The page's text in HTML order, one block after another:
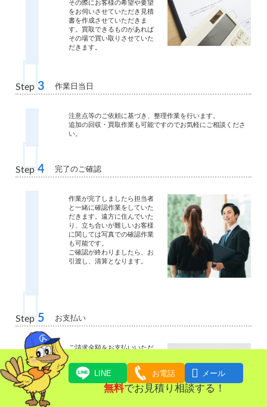
その際にお客様の希望や要望
をお伺いさせていただき見積
書を作成させていただきま
す。買取できるものがあれば
その場で買い取りさせていた
だきます。
Step 3 作業日当日
注意点等のご依頼に基づき、整理作業を行います。
追加の回収・買取作業も可能ですのでお気軽にご相談くださ
い。
Step 4 完了のご確認
作業が完了しましたら担当者
と一緒に確認作業をしていた
だきます。遠方に住んでいた
り、立ち合いが難しいお客様
に関しては写真での確認作業
も可能です。
ご確認が終わりましたら、お
引渡し、清算となります。
Step 5 お支払い
ご請求金額をお支払いいただ
現金・クレジットカード・お
振込にてお支払いいただけま
す。
作業日当日から買い取り金額
LINE お電話  メール
無料でお見積り相談する！